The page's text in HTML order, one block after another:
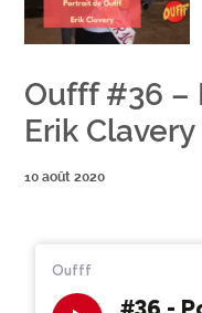
Les conseils de Oufff
Nous soutenir
Oufff #36 –
Erik Clavery
10 août 2020